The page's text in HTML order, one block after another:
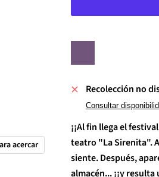
acercar
Recolección no
Consultar
¡¡Al fin llega el
teatro "La Sirenita".
siente. Después,
almacén... ¡¡y